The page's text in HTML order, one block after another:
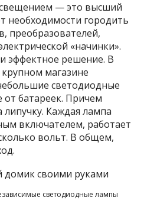
— это высший
необходимости городить
преобразователей,
«начинки».
эффектное решение. В
магазине
светодиодные
батареек. Причем
Каждая лампа
включателем, работает
вольт. В общем,
светодиодные лампы